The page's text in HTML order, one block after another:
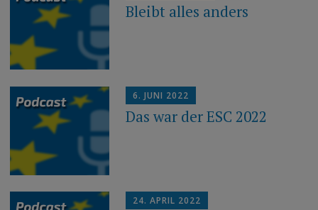
Bleibt alles anders
6. JUNI 2022
Das war der ESC 2022
24. APRIL 2022